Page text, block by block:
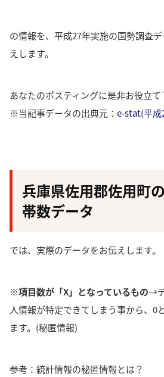
の情報を、平成27年実施の国勢調査
えします。
あなたのポスティングに是非お役立て
※当記事データの出典元： e-stat(平成
兵庫県佐用郡佐用町
帯数データ
では、実際のデータをお伝えします。
※項目数が「X」となっているもの→
人情報が特定できてしまう事から、0
ます。(秘匿情報)
参考：統計情報の秘匿情報とは？